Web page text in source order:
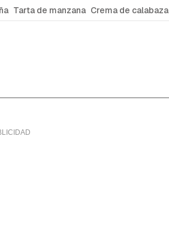
Tarta de manzana Crema de calabaza